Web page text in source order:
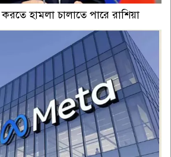
হামলা চালাতে পারে রাশিয়া